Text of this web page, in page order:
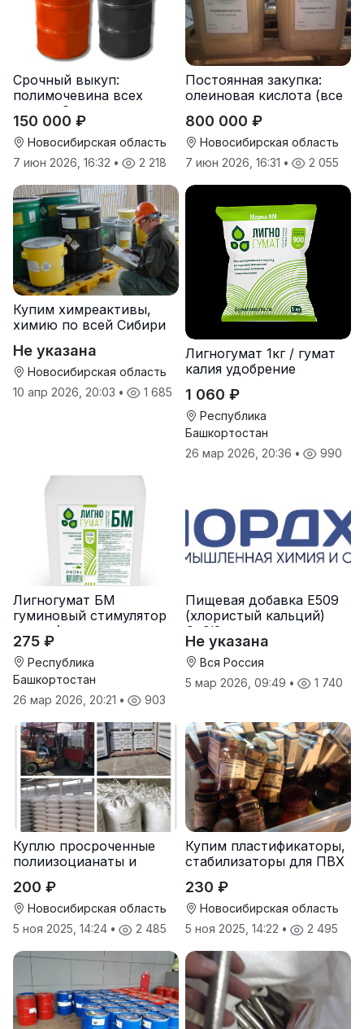
Срочный выкуп:
полимочевина всех
типов, Эластоплан,
Экстраплан
150 000 ₽
Новосибирская область
7 июн 2026, 16:32 • 2 218
Постоянная закупка:
олеиновая кислота (все
просрочка)
800 000 ₽
Новосибирская область
7 июн 2026, 16:31 • 2 055
Купим химреактивы,
химию по всей Сибири
Не указана
Новосибирская область
10 апр 2026, 20:03 • 1 685
Лигногумат 1кг / гумат
калия удобрение
1 060 ₽
Республика
Башкортостан
26 мар 2026, 20:36 • 990
Лигногумат БМ
гуминовый стимулятор
роста (гумат калия с
фульвовыми кислотами)
275 ₽
Республика
Башкортостан
26 мар 2026, 20:21 • 903
Пищевая добавка Е509
(хлористый кальций)
CaCl2
Не указана
Вся Россия
5 мар 2026, 09:49 • 1 740
Куплю просроченные
полиизоцианаты и
200 ₽
Новосибирская область
5 ноя 2025, 14:24 • 2 485
Купим пластификаторы,
стабилизаторы для ПВХ
230 ₽
Новосибирская область
5 ноя 2025, 14:22 • 2 495